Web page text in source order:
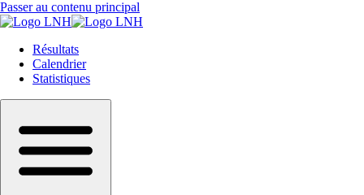
Passer au contenu principal
Résultats
Calendrier
Statistiques